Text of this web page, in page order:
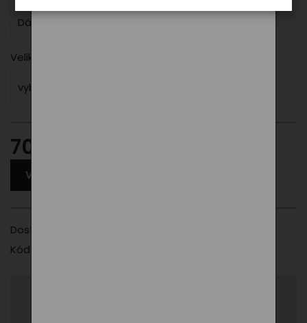
Dámské
Velikost
vyberte
700,00 Kč
VYBERTE JINOU VARIANTU
Dostupnost
Kód produktu